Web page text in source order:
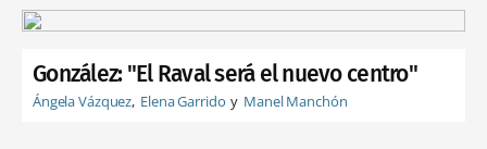
González: "El Raval será el nuevo centro"
Ángela Vázquez Elena Garrido Manel Manchón